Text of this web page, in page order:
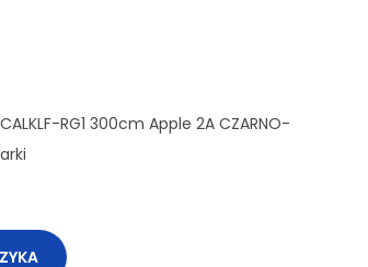
RG1 300cm Apple 2A CZARNO-